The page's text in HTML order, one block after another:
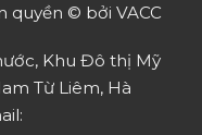
quyền © bởi VACC
Khu Đô thị Mỹ
Từ Liêm, Hà